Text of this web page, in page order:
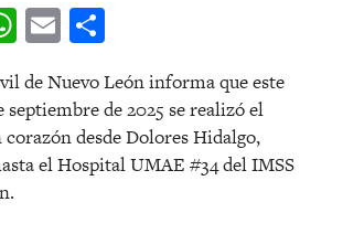
WhatsApp
Email
de Nuevo León informa que este
septiembre de 2025 se realizó el
desde Dolores Hidalgo,
el Hospital UMAE #34 del IMSS